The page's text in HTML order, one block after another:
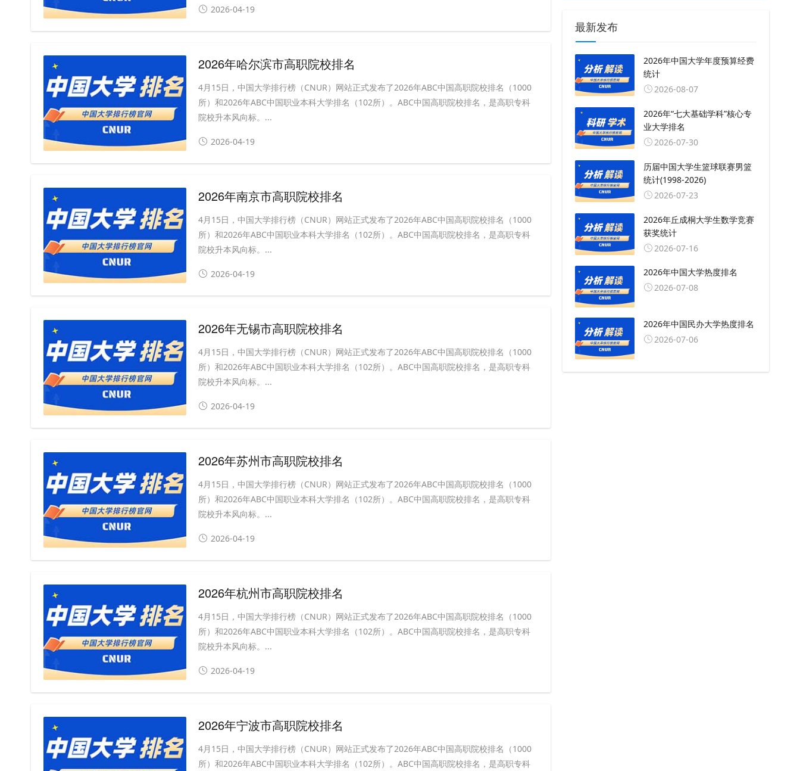
2026-04-19
2026年哈尔滨市高职院校排名
4月15日，中国大学排行榜（CNUR）网站正式发布了2026年ABC中国高职院校排名（1000
所）和2026年ABC中国职业本科大学排名（102所）。ABC中国高职院校排名，是高职专科
院校升本风向标。...
2026-04-19
2026年南京市高职院校排名
4月15日，中国大学排行榜（CNUR）网站正式发布了2026年ABC中国高职院校排名（1000
所）和2026年ABC中国职业本科大学排名（102所）。ABC中国高职院校排名，是高职专科
院校升本风向标。...
2026-04-19
2026年无锡市高职院校排名
4月15日，中国大学排行榜（CNUR）网站正式发布了2026年ABC中国高职院校排名（1000
所）和2026年ABC中国职业本科大学排名（102所）。ABC中国高职院校排名，是高职专科
院校升本风向标。...
2026-04-19
2026年苏州市高职院校排名
4月15日，中国大学排行榜（CNUR）网站正式发布了2026年ABC中国高职院校排名（1000
所）和2026年ABC中国职业本科大学排名（102所）。ABC中国高职院校排名，是高职专科
院校升本风向标。...
2026-04-19
2026年杭州市高职院校排名
4月15日，中国大学排行榜（CNUR）网站正式发布了2026年ABC中国高职院校排名（1000
所）和2026年ABC中国职业本科大学排名（102所）。ABC中国高职院校排名，是高职专科
院校升本风向标。...
2026-04-19
2026年宁波市高职院校排名
4月15日，中国大学排行榜（CNUR）网站正式发布了2026年ABC中国高职院校排名（1000
所）和2026年ABC中国职业本科大学排名（102所）。ABC中国高职院校排名，是高职专科
最新发布
2026年中国大学年度预算经费
统计
2026-08-07
2026年“七大基础学科”核心专
业大学排名
2026-07-30
历届中国大学生篮球联赛男篮
统计(1998-2026)
2026-07-23
2026年丘成桐大学生数学竞赛
获奖统计
2026-07-16
2026年中国大学热度排名
2026-07-08
2026年中国民办大学热度排名
2026-07-06